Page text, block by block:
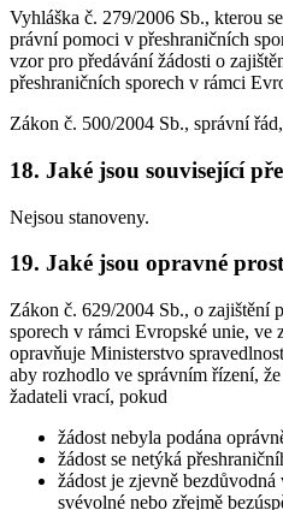
Vyhláška č. 279/2006 Sb., kterou
právní pomoci v přeshraničních
vzor pro předávání žádosti o
přeshraničních sporech v rámci
Zákon č. 500/2004 Sb., správní
18. Jaké jsou související
Nejsou stanoveny.
19. Jaké jsou opravné
Zákon č. 629/2004 Sb., o zajištění
sporech v rámci Evropské unie, ve
opravňuje Ministerstvo
aby rozhodlo ve správním řízení,
žadateli vrací, pokud
žádost nebyla podána
žádost se netýká
žádost je zjevně
svévolné nebo zřejmě